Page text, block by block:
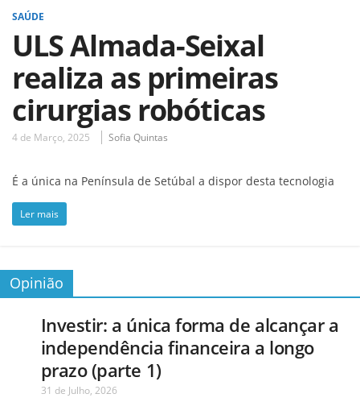
SAÚDE
ULS Almada-Seixal
realiza as primeiras
cirurgias robóticas
4 de Março, 2025 Sofia Quintas
É a única na Península de Setúbal a dispor desta tecnologia
Ler mais
Opinião
Investir: a única forma de alcançar a
independência financeira a longo
prazo (parte 1)
31 de Julho, 2026